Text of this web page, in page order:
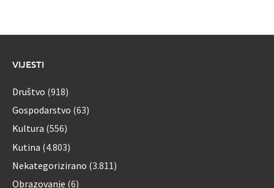
VIJESTI
Društvo (918)
Gospodarstvo (63)
Kultura (556)
Kutina (4.803)
Nekategorizirano (3.811)
Obrazovanje (6)